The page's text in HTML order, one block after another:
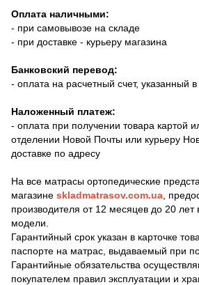
Оплата наличными:
- при самовывозе на складе
- при доставке - курьеру магазина
Банковский перевод:
- оплата на расчетный счет, указанный
Наложенный платеж:
- оплата при получении товара картой
отделении Новой Почты или курьеру
доставке по адресу
На все матрасы ортопедические
магазине skladmatrasov.com.ua ,
производителя от 12 месяцев до 20 лет
модели.
Гарантийный срок указан в карточке
паспорте на матрас, выдаваемый при
Гарантийные обязательства
покупателем правил эксплуатации и